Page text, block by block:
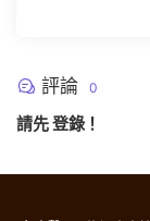
評論 0
請先登錄 ！